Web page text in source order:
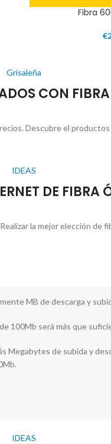
Fibra
€
Grisaleña
CON
Descubre el
IDEAS
DE
la mejor elección de
MB de descarga y
100Mb será más que
de subida y
IDEAS